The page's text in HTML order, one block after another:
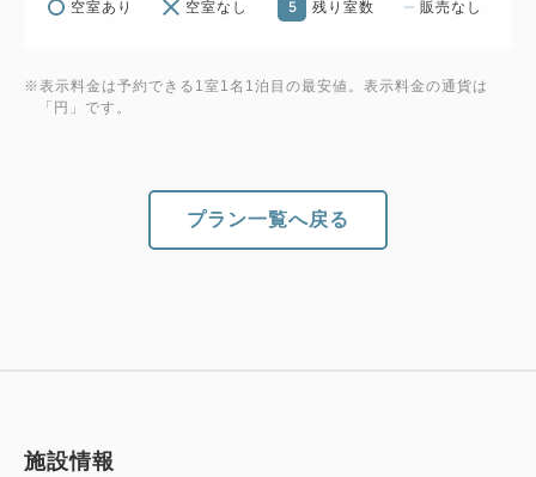
には、クレジットカードのプリントをいただいており
す。ご了承ください。
空室あり 空室なし 5 残り室数 販売なし
※表示料金は予約できる1室1名1泊目の最安値。表示料金の通貨は
「円」です。
プラン一覧へ戻る
施設情報